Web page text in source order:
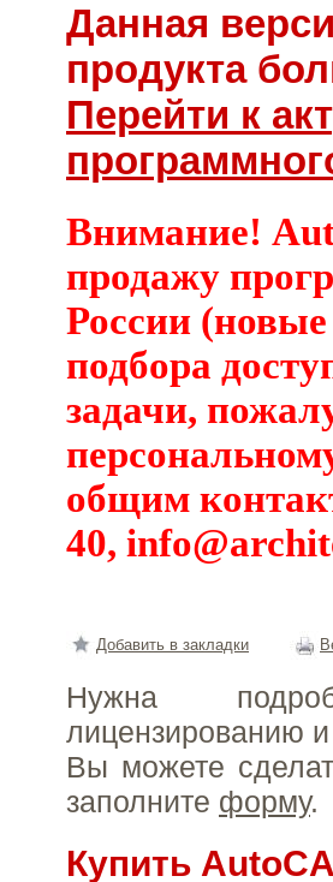
Данная
продукта
Перейти к
Внимание!
продажу
России
подбора
задачи,
общим
40,
Добавить в закладки
Нужна
лицензированию и
Вы можете
заполните форму.
Купить